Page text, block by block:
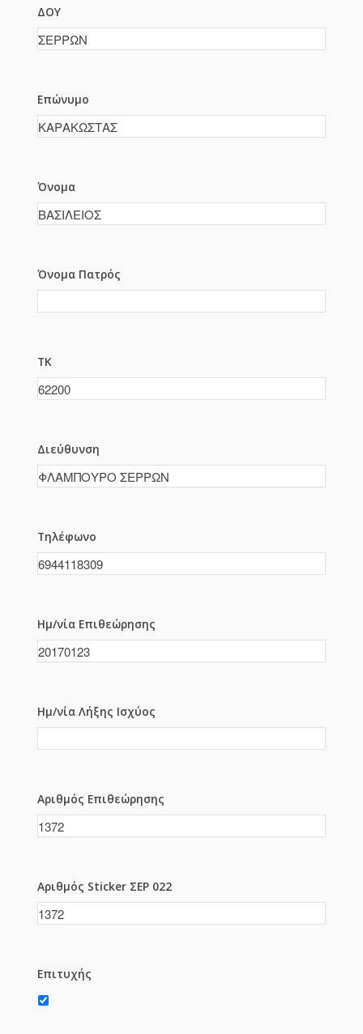
ΔΟΥ
Επώνυμο
Όνομα
Όνομα Πατρός
ΤΚ
Διεύθυνση
Τηλέφωνο
Ημ/νία Επιθεώρησης
Ημ/νία Λήξης Ισχύος
Αριθμός Επιθεώρησης
Αριθμός Sticker ΣΕΡ 022
Επιτυχής